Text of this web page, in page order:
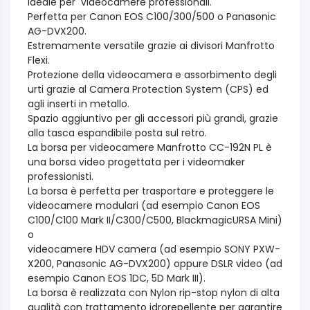
Perfetta per Canon EOS C100/300/500 o Panasonic
AG-DVX200.
Estremamente versatile grazie ai divisori Manfrotto
Flexi.
Protezione della videocamera e assorbimento degli
urti grazie al Camera Protection System (CPS) ed
agli inserti in metallo.
Spazio aggiuntivo per gli accessori più grandi, grazie
alla tasca espandibile posta sul retro.
La borsa per videocamere Manfrotto CC-192N PL è
una borsa video progettata per i videomaker
professionisti.
La borsa è perfetta per trasportare e proteggere le
videocamere modulari (ad esempio Canon EOS
C100/C100 Mark II/C300/C500, BlackmagicURSA Mini)
o
videocamere HDV camera (ad esempio SONY PXW-
X200, Panasonic AG-DVX200) oppure DSLR video (ad
esempio Canon EOS 1DC, 5D Mark III).
La borsa è realizzata con Nylon rip-stop nylon di alta
qualità con trattamento idrorepellente per garantire